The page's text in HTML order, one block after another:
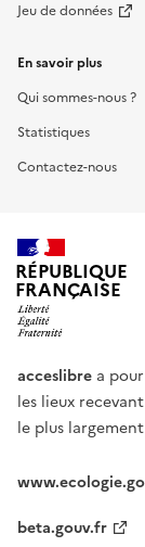
Jeu de données
En savoir plus
Qui sommes-nous ?
Statistiques
Contactez-nous
RÉPUBLIQUE
FRANÇAISE
acceslibre a
les lieux
le plus
beta.gouv.fr